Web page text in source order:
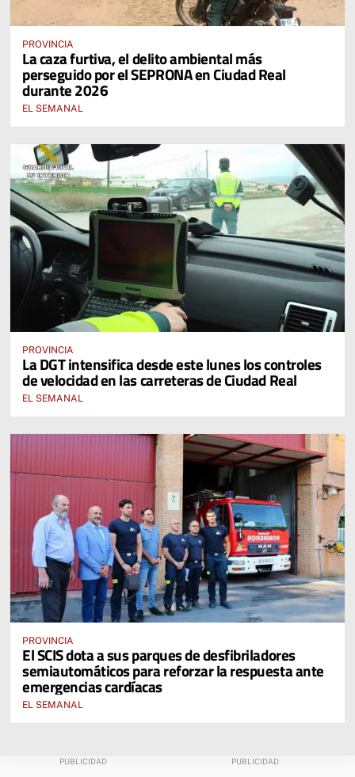
PROVINCIA
La caza furtiva, el delito ambiental más
perseguido por el SEPRONA en Ciudad Real
durante 2026
EL SEMANAL
PROVINCIA
La DGT intensifica desde este lunes los controles
de velocidad en las carreteras de Ciudad Real
EL SEMANAL
PROVINCIA
El SCIS dota a sus parques de desfibriladores
semiautomáticos para reforzar la respuesta ante
emergencias cardíacas
EL SEMANAL